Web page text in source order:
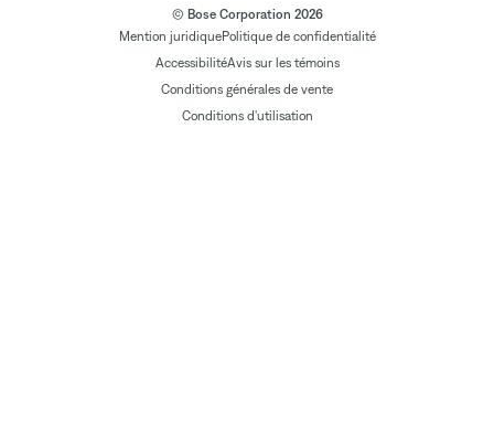
© Bose Corporation 2026
Mention juridiquePolitique de confidentialité
AccessibilitéAvis sur les témoins
Conditions générales de vente
Conditions d'utilisation